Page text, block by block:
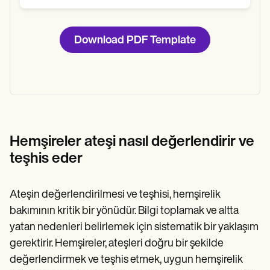
Download PDF Template
Hemşireler ateşi nasıl değerlendirir ve
teşhis eder
Ateşin değerlendirilmesi ve teşhisi, hemşirelik
bakımının kritik bir yönüdür. Bilgi toplamak ve altta
yatan nedenleri belirlemek için sistematik bir yaklaşım
gerektirir. Hemşireler, ateşleri doğru bir şekilde
değerlendirmek ve teşhis etmek, uygun hemşirelik